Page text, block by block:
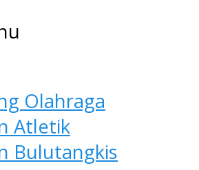
Olahraga
Atletik
Bulutangkis